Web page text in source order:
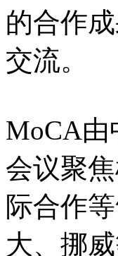
的合作
交流。
MoCA由
会议聚
际合作
大、挪